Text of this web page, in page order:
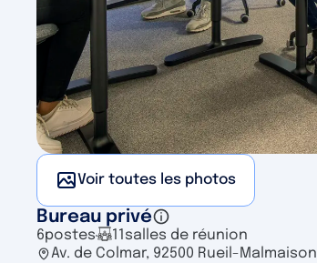
Voir toutes les photos
Bureau privé
6postes 11 salles de réunion
Av. de Colmar, 92500 Rueil-Malmaison